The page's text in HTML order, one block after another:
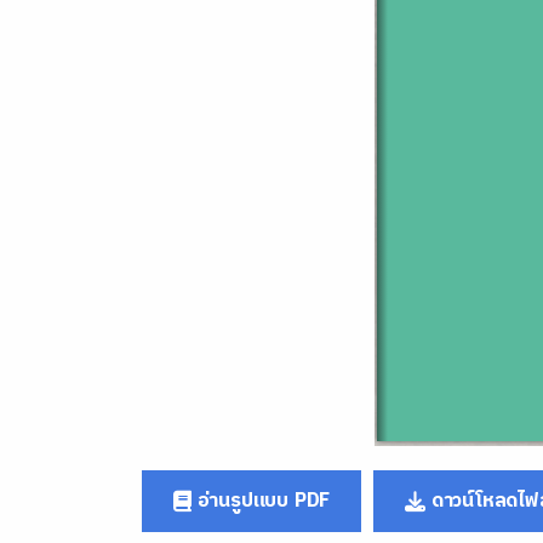
อ่านรูปแบบ PDF ดาวน์โหลดไ